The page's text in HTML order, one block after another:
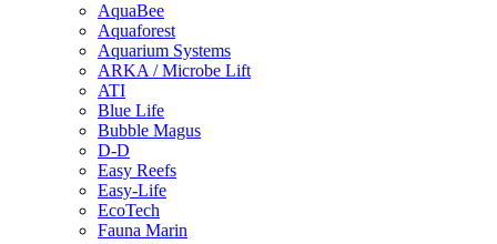
AquaBee
Aquaforest
Aquarium Systems
ARKA / Microbe Lift
ATI
Blue Life
Bubble Magus
D-D
Easy Reefs
Easy-Life
EcoTech
Fauna Marin